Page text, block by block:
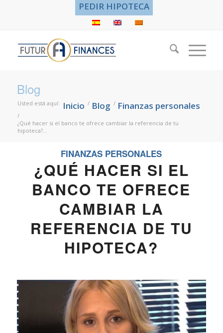
PEDIR HIPOTECA
Blog
Usted está aquí: Inicio / Blog / Finanzas personales
/
¿Qué hacer si el banco te ofrece cambiar la referencia de tu
hipoteca?...
FINANZAS PERSONALES
¿QUÉ HACER SI EL
BANCO TE OFRECE
CAMBIAR LA
REFERENCIA DE TU
HIPOTECA?